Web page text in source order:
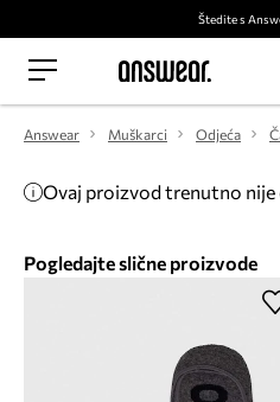
Štedite s
Answear Muškarci Odjeća
Ovaj proizvod trenutno nije
Pogledajte slične proizvode